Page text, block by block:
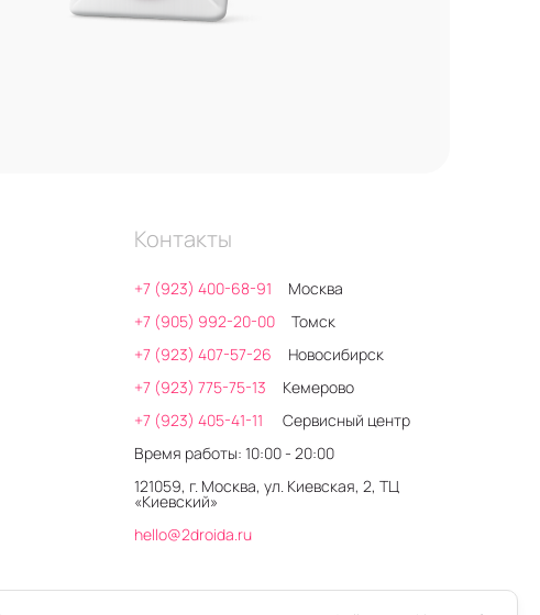
Контакты
+7 (923) 400-68-91
Москва
+7 (905) 992-20-00
Томск
+7 (923) 407-57-26
Новосибирск
+7 (923) 775-75-13
Кемерово
+7 (923) 405-41-11
Сервисный центр
Время работы: 10:00 - 20:00
121059, г. Москва, ул. Киевская, 2, ТЦ
«Киевский»
hello@2droida.ru